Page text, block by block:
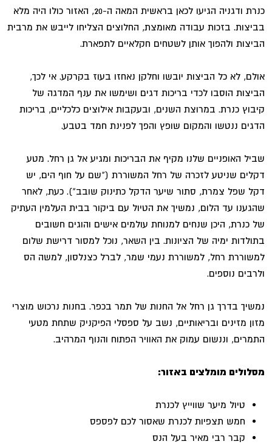
כנרת ודגניה הגיעו לכאן בראשית המאה ה-20, האזור כולו היה מלא
בביצות. בזכות עבודה מאומצת, החלוצים הצליחו לייבש את מרבית
הביצות ולהפוך אותן לשטחים חקלאיים לתפארת.
אולם, לא כל הביצות יובשו וחלקן נאחזו בעוז בקרקע. אי לכך,
הביצות הוסבו לכדי בריכות דגים ושימשו את ענף המדגה של
קיבוץ כנרת. במרוצת השנים, ובעקבות אילוצים כלכליים, בריכות
הדגים ננטשו והמקום שופץ והפך לפנינת חמד בטבע.
שביל האופניים שלנו מקיף את הבריכות ומגיע אל גן רחל. מטע
דקלים שניטע לזכרה של רחל המשוררת ("שם על חוף הים, יש
דקל שפל צמרת, סתור שיער הדקל כתינוק שובב"). כעת, לאחר
שהגענו עד הלום, נמשיך את הטיול עם ביקור בבית העלמין העתיק
של כנרת, היכן שנחים למנוחת עולמים אישים והוגים חשובים
בתולדות ימיה של הציונות. בין השאר, נוכל למסור דרישת שלום
למשוררת רחל, למשוררת נעמי שמר, לברל כצנלסון, למשה הס
ולרבים נוספים.
נמשיך בדרך גן רחל אל החנות של תמר בכפר. בחנות נרכוש מוצרי
מזון מזינים ובריאותיים, נשב על ספסלי הפיקניק שתחת מטעי
התמרים, וננשום עמוק את האוויר הפתוח והנוף המרהיב.
מסלולים מומלצים באזור:
טיול מיער שווייץ לכנרת
חמש תצפיות לכנרת שאסור לכם לפספס
קבר רבי מאיר בעל הנס